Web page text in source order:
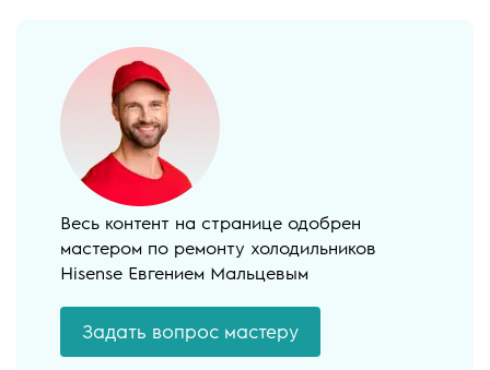
Весь контент на странице одобрен
мастером по ремонту холодильников
Hisense Евгением Мальцевым
Задать вопрос мастеру